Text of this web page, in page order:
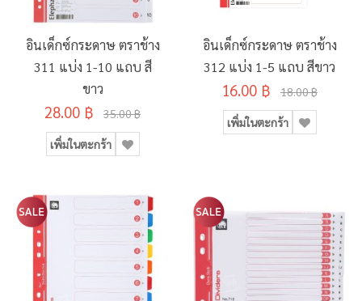
อินเด็กซ์กระดาษ ตราช้าง
311 แบ่ง 1-10 แถบ สี
ขาว
28.00 ฿ 35.00 ฿
เพิ่มในตะกร้า
อินเด็กซ์กระดาษ ตราช้าง
312 แบ่ง 1-5 แถบ สีขาว
16.00 ฿ 18.00 ฿
เพิ่มในตะกร้า